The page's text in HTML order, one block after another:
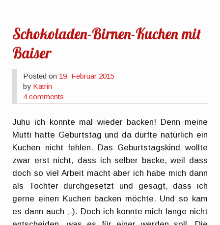
Schokoladen-Birnen-Kuchen mit
Baiser
Posted on 19. Februar 2015
by Katrin
4 comments
Juhu ich konnte mal wieder backen! Denn meine
Mutti hatte Geburtstag und da durfte natürlich ein
Kuchen nicht fehlen. Das Geburtstagskind wollte
zwar erst nicht, dass ich selber backe, weil dass
doch so viel Arbeit macht aber ich habe mich dann
als Tochter durchgesetzt und gesagt, dass ich
gerne einen Kuchen backen möchte. Und so kam
es dann auch ;-). Doch ich konnte mich lange nicht